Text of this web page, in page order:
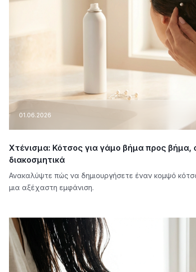
01.06.2026
Χτένισμα: Κότσος για γάμο βήμα προς βήμα,
διακοσμητικά
Ανακαλύψτε πώς να δημιουργήσετε έναν κομψό
μια αξέχαστη εμφάνιση.